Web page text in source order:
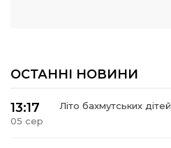
ОСТАННІ НОВИНИ
13:17
05 сер
Літо бахмутських дітей